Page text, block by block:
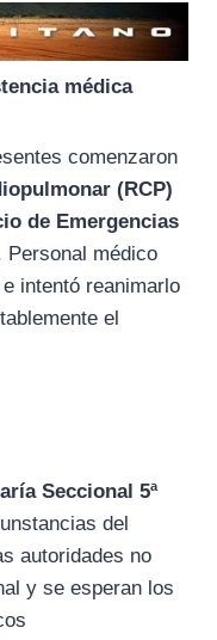
médica
comenzaron
(RCP)
de Emergencias
Personal médico
intentó reanimarlo
el
Seccional 5ª
del
autoridades no
y se esperan los